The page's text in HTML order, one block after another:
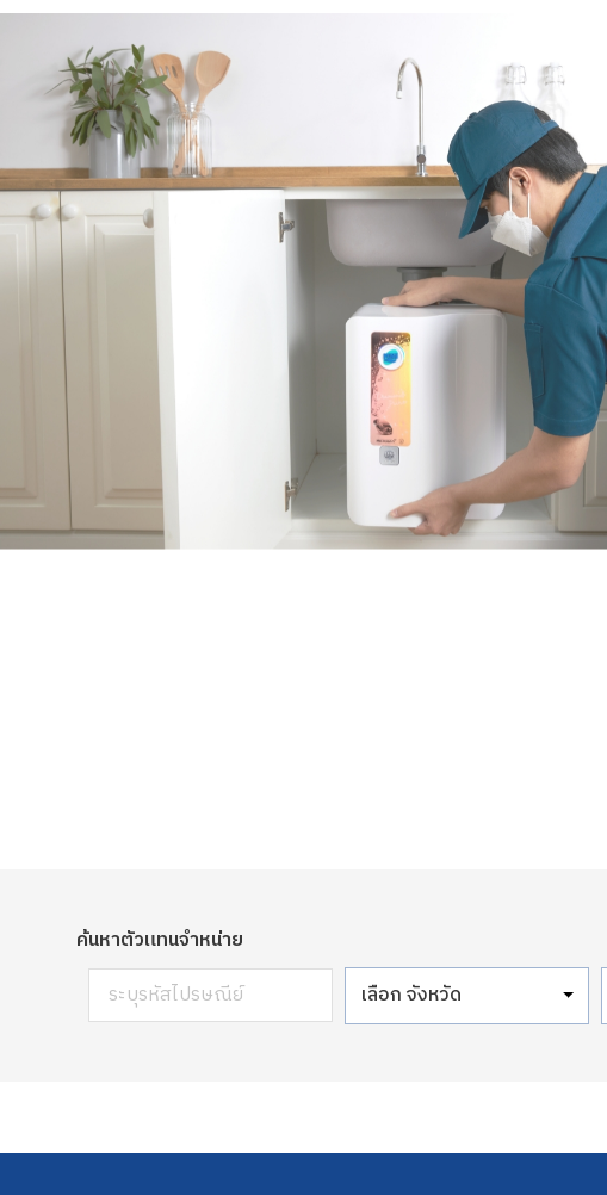
ค้นหาตัวแทนจำหน่าย
เลือก จังหวัด